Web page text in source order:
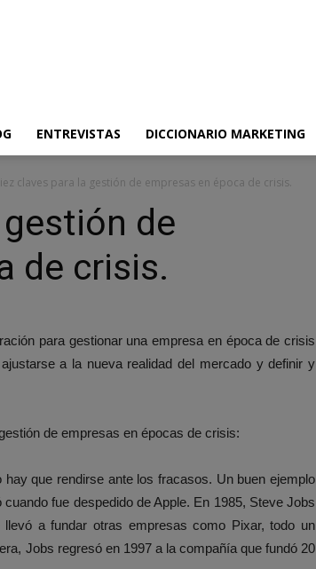
ENTREVISTAS DICCIONARIO MARKETING
claves para la gestión de empresas en época de crisis.
de
de crisis.
para gestionar una empresa en época de crisis
a la nueva realidad del mercado y definir y
de empresas en épocas de crisis:
que rendirse ante los fracasos. Un buen ejemplo
fue despedido de Apple. En 1985, Steve Jobs
a fundar otras empresas como Pixar, todo un
Jobs regresó en 1997 a la compañía que fundó 20